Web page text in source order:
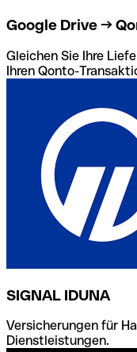
Google Drive →
Gleichen Sie Ihre
Ihren Qonto-
SIGNAL IDUNA
Versicherungen für
Dienstleistungen.